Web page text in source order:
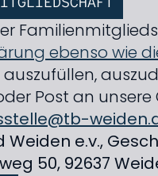
ebenso wie
Post an
Weiden e.v.,
50, 92637